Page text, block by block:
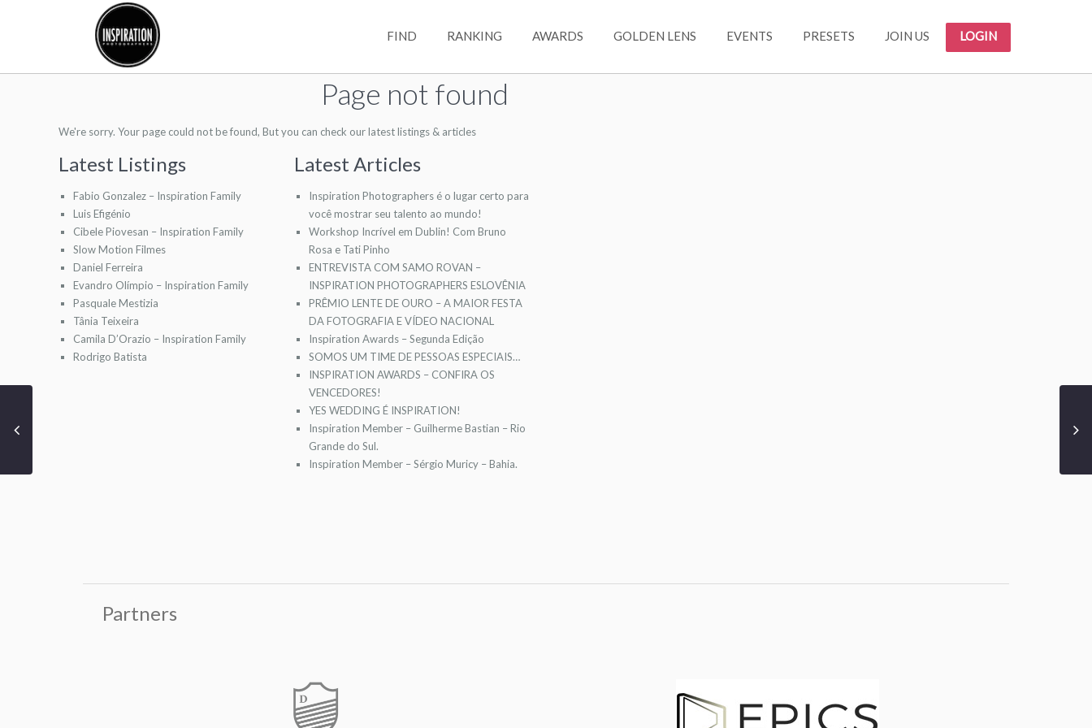
FIND RANKING AWARDS GOLDEN LENS EVENTS PRESETS JOIN US LOGIN
Page not found
We're sorry. Your page could not be found, But you can check our latest listings & articles
Latest Listings
Fabio Gonzalez – Inspiration Family
Luis Efigénio
Cibele Piovesan – Inspiration Family
Slow Motion Filmes
Daniel Ferreira
Evandro Olímpio – Inspiration Family
Pasquale Mestizia
Tânia Teixeira
Camila D’Orazio – Inspiration Family
Rodrigo Batista
Latest Articles
Inspiration Photographers é o lugar certo para
você mostrar seu talento ao mundo!
Workshop Incrível em Dublin! Com Bruno
Rosa e Tati Pinho
ENTREVISTA COM SAMO ROVAN –
INSPIRATION PHOTOGRAPHERS ESLOVÊNIA
PRÊMIO LENTE DE OURO – A MAIOR FESTA
DA FOTOGRAFIA E VÍDEO NACIONAL
Inspiration Awards – Segunda Edição
SOMOS UM TIME DE PESSOAS ESPECIAIS…
INSPIRATION AWARDS – CONFIRA OS
VENCEDORES!
YES WEDDING É INSPIRATION!
Inspiration Member – Guilherme Bastian – Rio
Grande do Sul.
Inspiration Member – Sérgio Muricy – Bahia.